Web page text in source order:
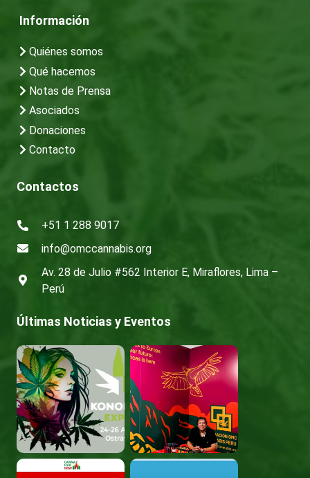
Información
Quiénes somos
Qué hacemos
Notas de Prensa
Asociados
Donaciones
Contacto
Contactos
+51 1 288 9017
info@omccannabis.org
Av. 28 de Julio #562 Interior E, Miraflores, Lima –
Perú
Últimas Noticias y Eventos